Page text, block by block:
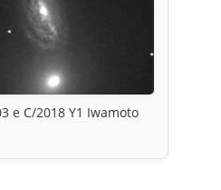
e C/2018 Y1 Iwamoto